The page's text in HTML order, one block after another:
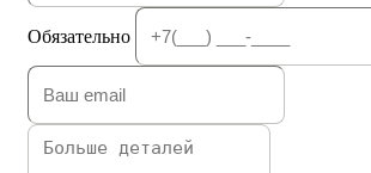
Обязательно